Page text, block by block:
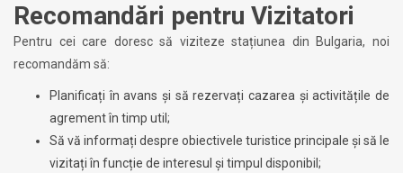
Recomandări pentru Vizitatori
Pentru cei care doresc să viziteze stațiunea din Bulgaria, noi
recomandăm să:
Planificați în avans și să rezervați cazarea și activitățile de
agrement în timp util;
Să vă informați despre obiectivele turistice principale și să le
vizitați în funcție de interesul și timpul disponibil;